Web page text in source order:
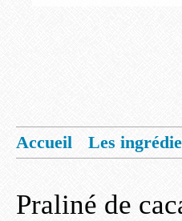
Accueil
Les
Praliné de